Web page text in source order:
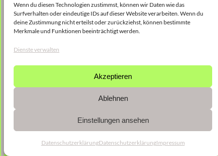
Wenn du diesen Technologien zustimmst, können wir Daten wie das
Surfverhalten oder eindeutige IDs auf dieser Website verarbeiten. Wenn du
deine Zustimmung nicht erteilst oder zurückziehst, können bestimmte
Merkmale und Funktionen beeinträchtigt werden.
Dienste verwalten
Akzeptieren
Ablehnen
Einstellungen ansehen
DatenschutzerklärungDatenschutzerklärungImpressum